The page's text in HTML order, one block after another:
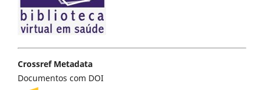
Crossref Metadata
Documentos com DOI